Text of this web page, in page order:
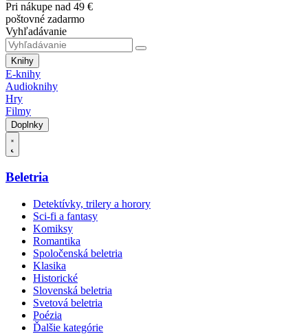
Pri nákupe nad 49 €
poštovné zadarmo
Vyhľadávanie
Knihy
E-knihy
Audioknihy
Hry
Filmy
Doplnky
Beletria
Detektívky, trilery a horory
Sci-fi a fantasy
Komiksy
Romantika
Spoločenská beletria
Klasika
Historické
Slovenská beletria
Svetová beletria
Poézia
Ďalšie kategórie